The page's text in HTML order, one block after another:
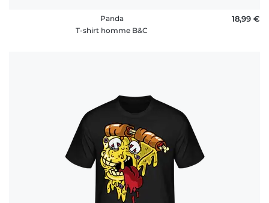
Panda
T-shirt homme B&C
18,99 €